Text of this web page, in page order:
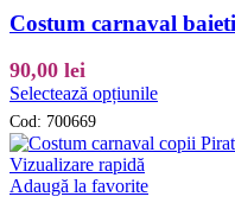
Opțiunile
pot
în
Costum carnaval
90,00 lei
Selectează opțiunileAcest
are
mai
Cod: 700669
Vizualizare rapidă
Adaugă la favorite